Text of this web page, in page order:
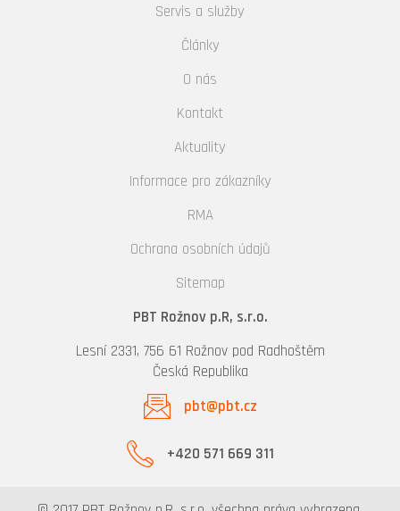
Servis a služby
Články
O nás
Kontakt
Aktuality
Informace pro zákazníky
RMA
Ochrana osobních údajů
Sitemap
PBT Rožnov p.R, s.r.o.
Lesní 2331, 756 61 Rožnov pod Radhoštěm
Česká Republika
pbt@pbt.cz
+420 571 669 311